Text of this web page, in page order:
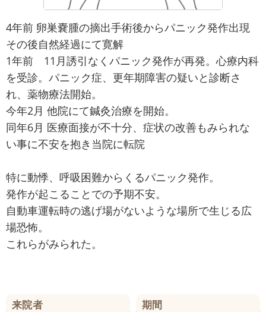
4年前 卵巣嚢腫の摘出手術後からパニック発作出現
その後自然経過にて寛解
1年前 11月誘引なくパニック発作が再発。心療内科
を受診。パニック症、更年期障害の疑いと診断さ
れ、薬物療法開始。
今年2月 他院にて鍼灸治療を開始。
同年6月 医療面接が不十分、症状の改善もみられな
い事に不安を抱き当院に転院
特に動悸、呼吸困難からくるパニック発作。
発作が起こることでの予期不安。
自動車運転時の逃げ場がないような場所で生じる広
場恐怖。
これらがみられた。
来院者 期間